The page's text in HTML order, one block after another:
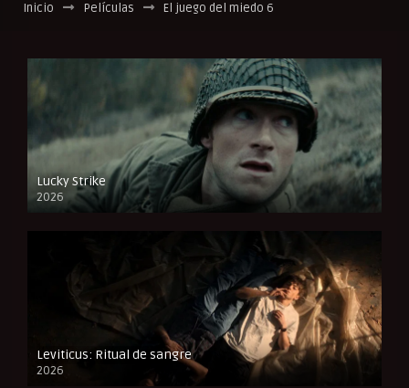
Inicio Películas El juego del miedo 6
Lucky Strike
2026
FULL HD
Leviticus: Ritual de sangre
2026
FULL HD